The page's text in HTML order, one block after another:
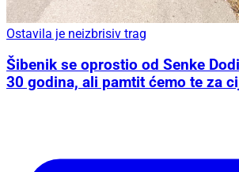
Ostavila je neizbrisiv trag
Šibenik se oprostio od Senke
30 godina, ali pamtit ćemo te za